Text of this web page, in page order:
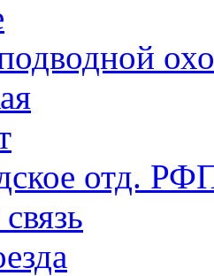
отд.